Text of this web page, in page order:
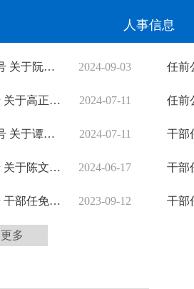
人事信息
城中政干〔2024〕12号 关于阮开德等同志任免职的通知 2024-09-03
城中政干〔2024〕9号 关于高正宇等同志任免职的通知 2024-07-11
城中政干〔2024〕10号 关于谭涛等同志试用期满正式任职的通知 2024-07-11
城中政干〔2024〕6号 关于陈文杰等同志任免职的通知 2024-06-17
城中政干〔2023〕9号 干部任免职通知 2023-09-12
更多
任前
任前